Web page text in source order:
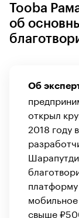
Tooba
об
Об
открыл
2018 году
свыше